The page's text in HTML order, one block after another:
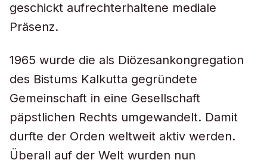
geschickt aufrechterhaltene mediale
Präsenz.
1965 wurde die als Diözesankongregation
des Bistums Kalkutta gegründete
Gemeinschaft in eine Gesellschaft
päpstlichen Rechts umgewandelt. Damit
durfte der Orden weltweit aktiv werden.
Überall auf der Welt wurden nun